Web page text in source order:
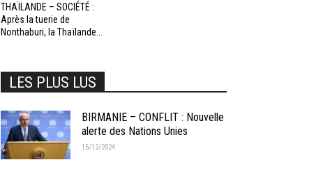
THAÏLANDE – SOCIÉTÉ :
Après la tuerie de
Nonthaburi, la Thaïlande...
LES PLUS LUS
BIRMANIE – CONFLIT : Nouvelle
alerte des Nations Unies
15/12/2024